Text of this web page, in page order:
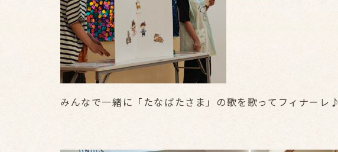
みんなで一緒に「たなばたさま」の歌を歌ってフィナーレ♪